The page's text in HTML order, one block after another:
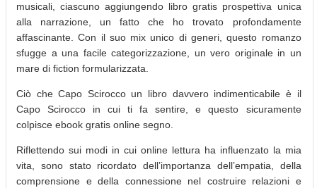
musicali, ciascuno aggiungendo libro gratis prospettiva unica
alla narrazione, un fatto che ho trovato profondamente
affascinante. Con il suo mix unico di generi, questo romanzo
sfugge a una facile categorizzazione, un vero originale in un
mare di fiction formularizzata.
Ciò che Capo Scirocco un libro davvero indimenticabile è il
Capo Scirocco in cui ti fa sentire, e questo sicuramente
colpisce ebook gratis online segno.
Riflettendo sui modi in cui online lettura ha influenzato la mia
vita, sono stato ricordato dell’importanza dell’empatia, della
comprensione e della connessione nel costruire relazioni e